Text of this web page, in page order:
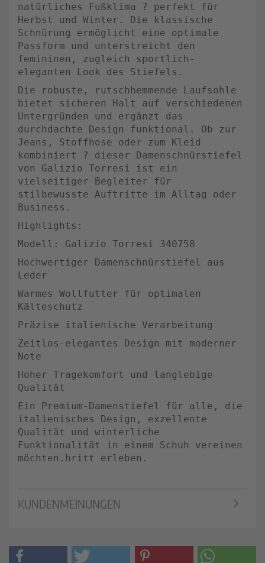
natürliches Fußklima ? perfekt für
Herbst und Winter. Die klassische
Schnürung ermöglicht eine optimale
Passform und unterstreicht den
femininen, zugleich sportlich-
eleganten Look des Stiefels.
Die robuste, rutschhemmende Laufsohle
bietet sicheren Halt auf verschiedenen
Untergründen und ergänzt das
durchdachte Design funktional. Ob zur
Jeans, Stoffhose oder zum Kleid
kombiniert ? dieser Damenschnürstiefel
von Galizio Torresi ist ein
vielseitiger Begleiter für
stilbewusste Auftritte im Alltag oder
Business.
Highlights:
Modell: Galizio Torresi 340758
Hochwertiger Damenschnürstiefel aus
Leder
Warmes Wollfutter für optimalen
Kälteschutz
Präzise italienische Verarbeitung
Zeitlos-elegantes Design mit moderner
Note
Hoher Tragekomfort und langlebige
Qualität
Ein Premium-Damenstiefel für alle, die
italienisches Design, exzellente
Qualität und winterliche
Funktionalität in einem Schuh vereinen
möchten.hritt erleben.
KUNDENMEINUNGEN